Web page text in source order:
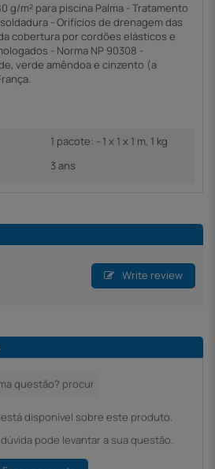
g/m² para piscina Palma - Tratamento
- Orifícios de drenagem das
cobertura por cordões elásticos e
- Norma NP 90308 -
verde amêndoa e cinzento (a
1 pacote: - 1 x 1 x 1 m, 1 kg
3 ans
Write review
disponível sobre este produto.
pode levantar a sua questão.